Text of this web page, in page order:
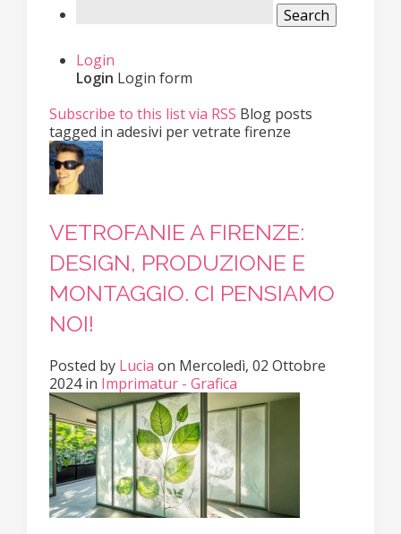
Search
Login
Login Login form
Subscribe to this list via RSS Blog posts
tagged in adesivi per vetrate firenze
VETROFANIE A FIRENZE:
DESIGN, PRODUZIONE E
MONTAGGIO. CI PENSIAMO
NOI!
Posted by Lucia on Mercoledì, 02 Ottobre
2024 in Imprimatur - Grafica